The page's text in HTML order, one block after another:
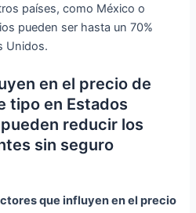
países, como México o
pueden ser hasta un 70%
Unidos.
en el precio de
tipo en Estados
reducir los
sin seguro
que influyen en el precio